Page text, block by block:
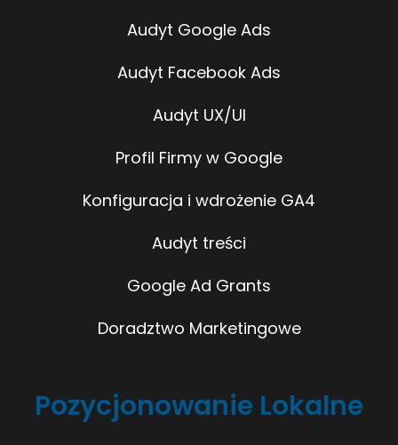
Audyt Google Ads
Audyt Facebook Ads
Audyt UX/UI
Profil Firmy w Google
Konfiguracja i wdrożenie GA4
Audyt treści
Google Ad Grants
Doradztwo Marketingowe
Pozycjonowanie Lokalne